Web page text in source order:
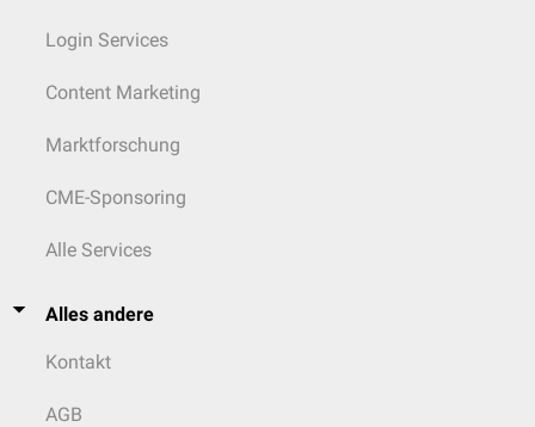
Login Services
Content Marketing
Marktforschung
CME-Sponsoring
Alle Services
Alles andere
Kontakt
AGB